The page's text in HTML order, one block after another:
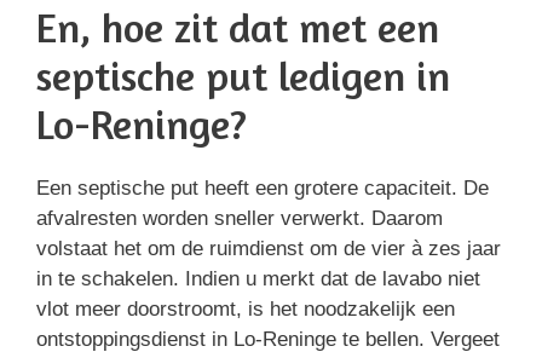
En, hoe zit dat met een
septische put ledigen in
Lo-Reninge?
Een septische put heeft een grotere capaciteit. De
afvalresten worden sneller verwerkt. Daarom
volstaat het om de ruimdienst om de vier à zes jaar
in te schakelen. Indien u merkt dat de lavabo niet
vlot meer doorstroomt, is het noodzakelijk een
ontstoppingsdienst in Lo-Reninge te bellen. Vergeet